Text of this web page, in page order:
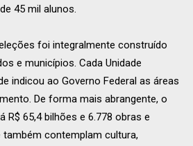
45 mil alunos.
foi integralmente construído
e municípios. Cada Unidade
indicou ao Governo Federal as áreas
De forma mais abrangente, o
R$ 65,4 bilhões e 6.778 obras e
contemplam cultura,